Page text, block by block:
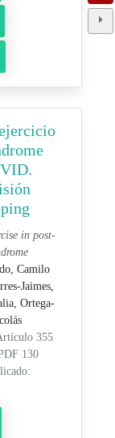
in post-
Camilo
Jaimes,
Ortega-
355
130